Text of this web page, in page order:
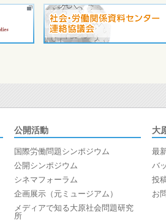
公開活動
国際労働問題シンポジウム
公開シンポジウム
シネマフォーラム
企画展示（元ミュージアム）
メディアで知る大原社会問題研究
所
大
最
バ
投
お